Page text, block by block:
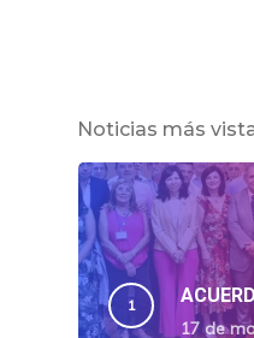
Noticias más
17 de